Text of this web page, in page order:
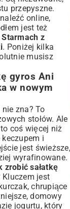
przepyszne.
online,
jest też
z
. Poniżej kilka
musisz
gyros Ani
w nowym
nie zna? To
stołów. Ale
coś więcej niż
i
jest świeższe,
wyrafinowane.
zrobić sałatkę
Kluczem jest
chrupiące
domowy
jogurtu, który